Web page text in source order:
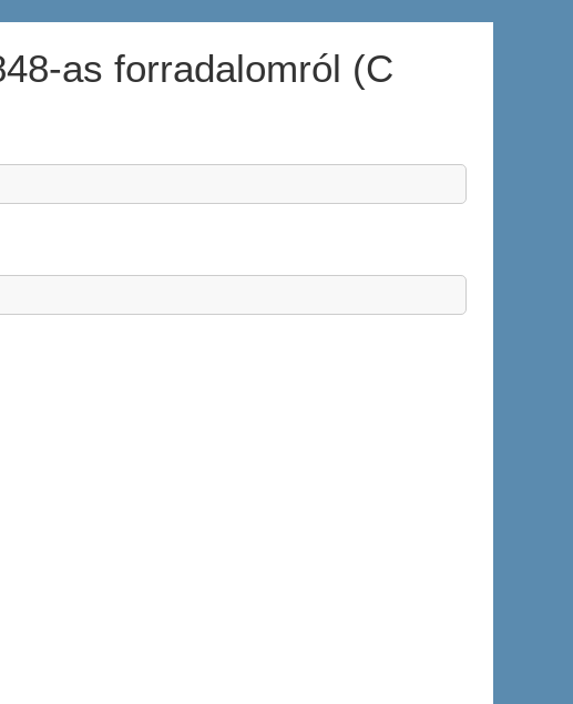
as forradalomról (C